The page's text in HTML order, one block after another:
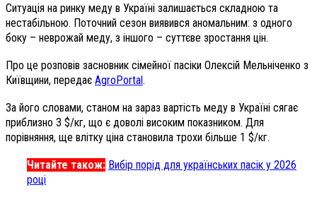
Ситуація на ринку меду в Україні залишається складною та
нестабільною. Поточний сезон виявився аномальним: з одного
боку – неврожай меду, з іншого – суттєве зростання цін.
Про це розповів засновник сімейної пасіки Олексій Мельніченко з
Київщини, передає AgroPortal.
За його словами, станом на зараз вартість меду в Україні сягає
приблизно 3 $/кг, що є доволі високим показником. Для
порівняння, ще влітку ціна становила трохи більше 1 $/кг.
Читайте також: Вибір порід для українських пасік у 2026
році